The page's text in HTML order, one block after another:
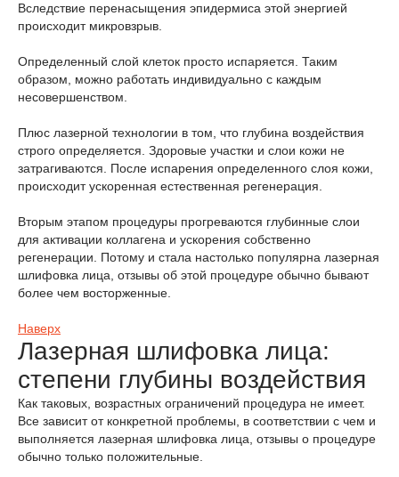
Вследствие перенасыщения эпидермиса этой энергией
происходит микровзрыв.
Определенный слой клеток просто испаряется. Таким
образом, можно работать индивидуально с каждым
несовершенством.
Плюс лазерной технологии в том, что глубина воздействия
строго определяется. Здоровые участки и слои кожи не
затрагиваются. После испарения определенного слоя кожи,
происходит ускоренная естественная регенерация.
Вторым этапом процедуры прогреваются глубинные слои
для активации коллагена и ускорения собственно
регенерации. Потому и стала настолько популярна лазерная
шлифовка лица, отзывы об этой процедуре обычно бывают
более чем восторженные.
Наверх
Лазерная шлифовка лица:
степени глубины воздействия
Как таковых, возрастных ограничений процедура не имеет.
Все зависит от конкретной проблемы, в соответствии с чем и
выполняется лазерная шлифовка лица, отзывы о процедуре
обычно только положительные.